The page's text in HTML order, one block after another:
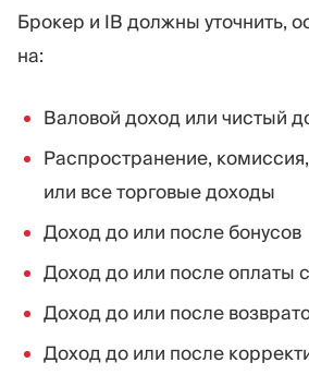
Брокер и IB должны уточнить,
на:
Валовой доход или чистый
Распространение,
или все торговые доходы
Доход до или после бонусов
Доход до или после оплаты
Доход до или после
Доход до или после